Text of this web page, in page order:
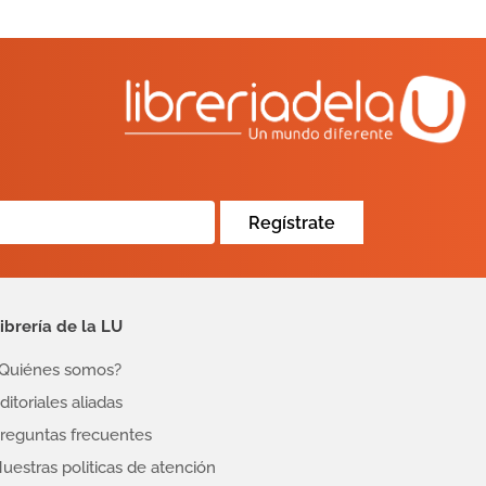
Regístrate
de la LU
somos?
aliadas
frecuentes
politicas de atención